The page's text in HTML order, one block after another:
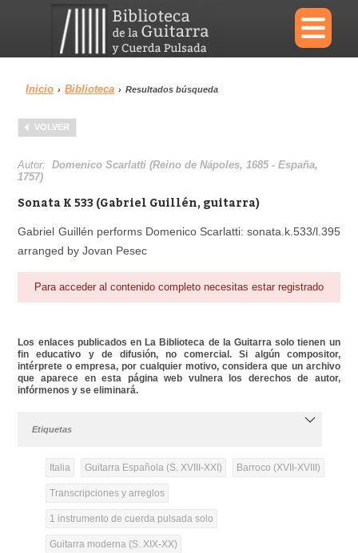
×
Menu
Biblioteca Diccionario
Área personal
Inicio › Biblioteca › Resultados búsqueda
VOLVER
Autor:Domenico Scarlatti (Reino de Nápoles, 1685 - España,
1757)
Sonata K 533 (Gabriel Guillén, guitarra)
Gabriel Guillén performs Domenico Scarlatti: sonata.k.533/l.395
arranged by Jovan Pesec
Para acceder al contenido completo necesitas estar registrado
Los enlaces publicados en La Biblioteca de la Guitarra solo tienen un
fin educativo y de difusión, no comercial. Si algún compositor,
intérprete o empresa, por cualquier motivo, considera que un archivo
que aparece en esta página web vulnera los derechos de autor,
infórmenos y se eliminará.
Etiquetas
Italia Guitarra Española (S. XVIII-XXI) Barroco (XVII-XVIII)
Transcripciones y arreglos
1 instrumento de cuerda pulsada solo
Guitarra moderna (S. XIX-XX)